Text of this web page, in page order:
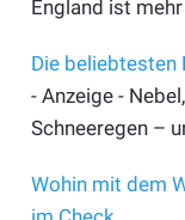
England ist
Die beliebtesten
- Anzeige -
Schneeregen –
Wohin mit dem